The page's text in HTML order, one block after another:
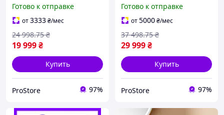
функцией стирки с паром
и отжимом 1200 об/мин
Готово к отправке
от3333₴/мес
19 999₴
24 998.75 ₴
Купить
ProStore 97%
инверторным двигателем
Готово к отправке
от5000₴/мес
29 999₴
37 498.75 ₴
Купить
ProStore 97%